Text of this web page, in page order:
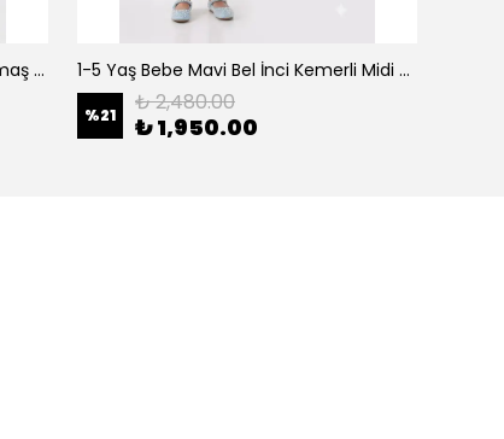
0-5 Yaş Şeker Pembe Organze Kumaş Bel İnci Kemerli Midi Boy Arkası Lastikli Abiye 1-5 Yaş Bebe Mavi Bel İnci Kemerli Midi Boy Arkası Lastikli Tütü Bebe Abiye
%21 ₺ 2,480.00
₺ 1,950.00